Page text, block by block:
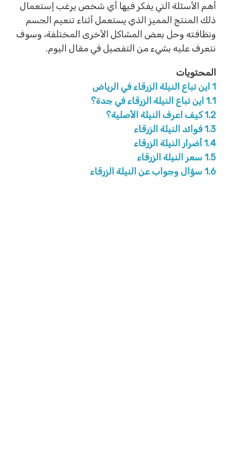
أهم الأسئلة التي يفكر فيها أي شخص يرغب إستعمال
ذلك المنتج المميز الذي يستعمل أثناء تنعيم الجسم
ونظافته وحل بعض المشاكل الأخرى المختلفة، وسوف
نتعرف عليه بشيء من التفصيل في مقال اليوم.
المحتويات
1 اين تباع النيلة الزرقاء في الرياض
1.1 اين تباع النيلة الزرقاء في جدة؟
1.2 كيف اعرف النيلة الأصلية؟
1.3 فوائد النيلة الزرقاء
1.4 أضرار النيلة الزرقاء
1.5 سعر النيلة الزرقاء
1.6 سؤال وجواب عن النيلة الزرقاء